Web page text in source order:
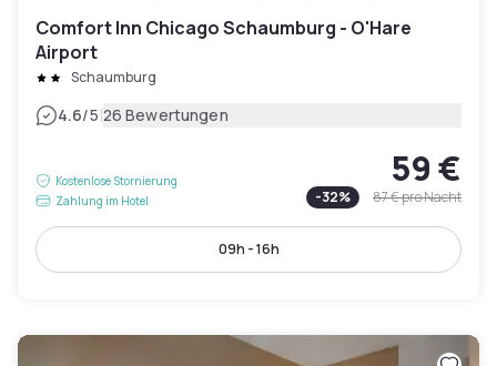
Comfort Inn Chicago Schaumburg - O'Hare
Airport
Schaumburg
4.6/5|26 Bewertungen
Kostenlose Stornierung
Zahlung im Hotel
59 €
-32% 87 €pro Nacht
09h - 16h